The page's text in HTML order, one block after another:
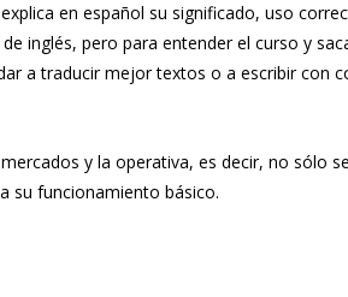
en español su significado, uso
inglés, pero para entender el curso y
a traducir mejor textos o a escribir con
y la operativa, es decir, no sólo
su funcionamiento básico.